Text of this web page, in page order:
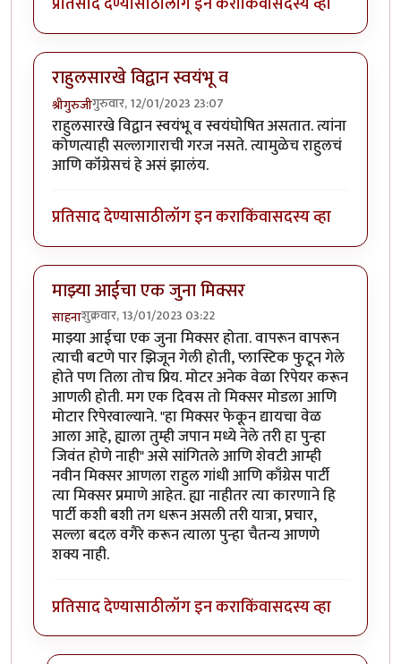
राहुलसारखे विद्वान स्वयंभू व
श्रीगुरुजीगुरुवार, 12/01/2023 23:07
राहुलसारखे विद्वान स्वयंभू व स्वयंघोषित असतात. त्यांना
कोणत्याही सल्लागाराची गरज नसते. त्यामुळेच राहुलचं
आणि कॉंग्रेसचं हे असं झालंय.
प्रतिसाद देण्यासाठीलॉग इन कराकिंवासदस्य व्हा
माझ्या आईचा एक जुना मिक्सर
साहनाशुक्रवार, 13/01/2023 03:22
माझ्या आईचा एक जुना मिक्सर होता. वापरून वापरून
त्याची बटणे पार झिजून गेली होती, प्लास्टिक फुटून गेले
होते पण तिला तोच प्रिय. मोटर अनेक वेळा रिपेयर करून
आणली होती. मग एक दिवस तो मिक्सर मोडला आणि
मोटार रिपेरवाल्याने. "हा मिक्सर फेकून द्यायचा वेळ
आला आहे, ह्याला तुम्ही जपान मध्ये नेले तरी हा पुन्हा
जिवंत होणे नाही" असे सांगितले आणि शेवटी आम्ही
नवीन मिक्सर आणला राहुल गांधी आणि काँग्रेस पार्टी
त्या मिक्सर प्रमाणे आहेत. ह्या नाहीतर त्या कारणाने हि
पार्टी कशी बशी तग धरून असली तरी यात्रा, प्रचार,
सल्ला बदल वगैरे करून त्याला पुन्हा चैतन्य आणणे
शक्य नाही.
प्रतिसाद देण्यासाठीलॉग इन कराकिंवासदस्य व्हा